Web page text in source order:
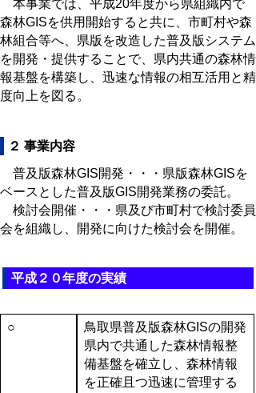
本事業では、平成20年度から県組織内で
森林GISを供用開始すると共に、市町村や森
林組合等へ、県版を改造した普及版システム
を開発・提供することで、県内共通の森林情
報基盤を構築し、迅速な情報の相互活用と精
度向上を図る。
２ 事業内容
普及版森林GIS開発・・・県版森林GISを
ベースとした普及版GIS開発業務の委託。
検討会開催・・・県及び市町村で検討委員
会を組織し、開発に向けた検討会を開催。
平成２０年度の実績
○
鳥取県普及版森林GISの開発
県内で共通した森林情報整
備基盤を確立し、森林情報
を正確且つ迅速に管理する